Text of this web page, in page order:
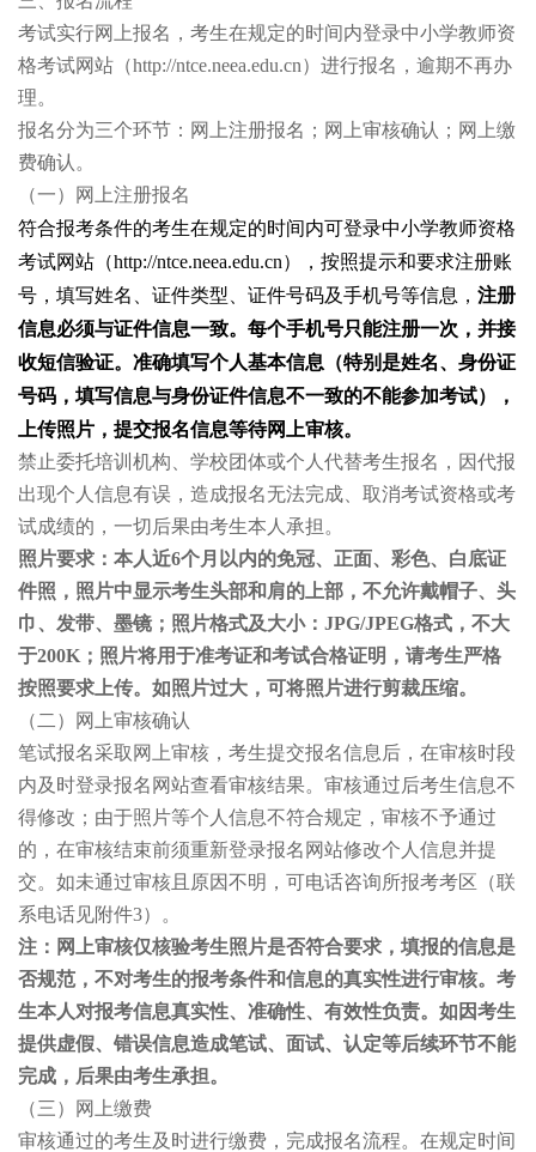
考试实行网上报名，考生在规定的时间内登录中小学教师资
格考试网站（http://ntce.neea.edu.cn）进行报名，逾期不再办
理。
报名分为三个环节：网上注册报名；网上审核确认；网上缴
费确认。
（一）网上注册报名
符合报考条件的考生在规定的时间内可登录中小学教师资格
考试网站（http://ntce.neea.edu.cn），按照提示和要求注册账
号，填写姓名、证件类型、证件号码及手机号等信息， 注册
信息必须与证件信息一致。每个手机号只能注册一次，并接
收短信验证。准确填写个人基本信息（特别是姓名、身份证
号码，填写信息与身份证件信息不一致的不能参加考试），
上传照片，提交报名信息等待网上审核。
禁止委托培训机构、学校团体或个人代替考生报名，因代报
出现个人信息有误，造成报名无法完成、取消考试资格或考
试成绩的，一切后果由考生本人承担。
照片要求：本人近6个月以内的免冠、正面、彩色、白底证
件照，照片中显示考生头部和肩的上部，不允许戴帽子、头
巾、发带、墨镜；照片格式及大小：JPG/JPEG格式，不大
于200K；照片将用于准考证和考试合格证明，请考生严格
按照要求上传。如照片过大，可将照片进行剪裁压缩。
（二）网上审核确认
笔试报名采取网上审核，考生提交报名信息后，在审核时段
内及时登录报名网站查看审核结果。审核通过后考生信息不
得修改；由于照片等个人信息不符合规定，审核不予通过
的，在审核结束前须重新登录报名网站修改个人信息并提
交。如未通过审核且原因不明，可电话咨询所报考考区（联
系电话见附件3）。
注：网上审核仅核验考生照片是否符合要求，填报的信息是
否规范，不对考生的报考条件和信息的真实性进行审核。考
生本人对报考信息真实性、准确性、有效性负责。如因考生
提供虚假、错误信息造成笔试、面试、认定等后续环节不能
完成，后果由考生承担。
（三）网上缴费
审核通过的考生及时进行缴费，完成报名流程。在规定时间